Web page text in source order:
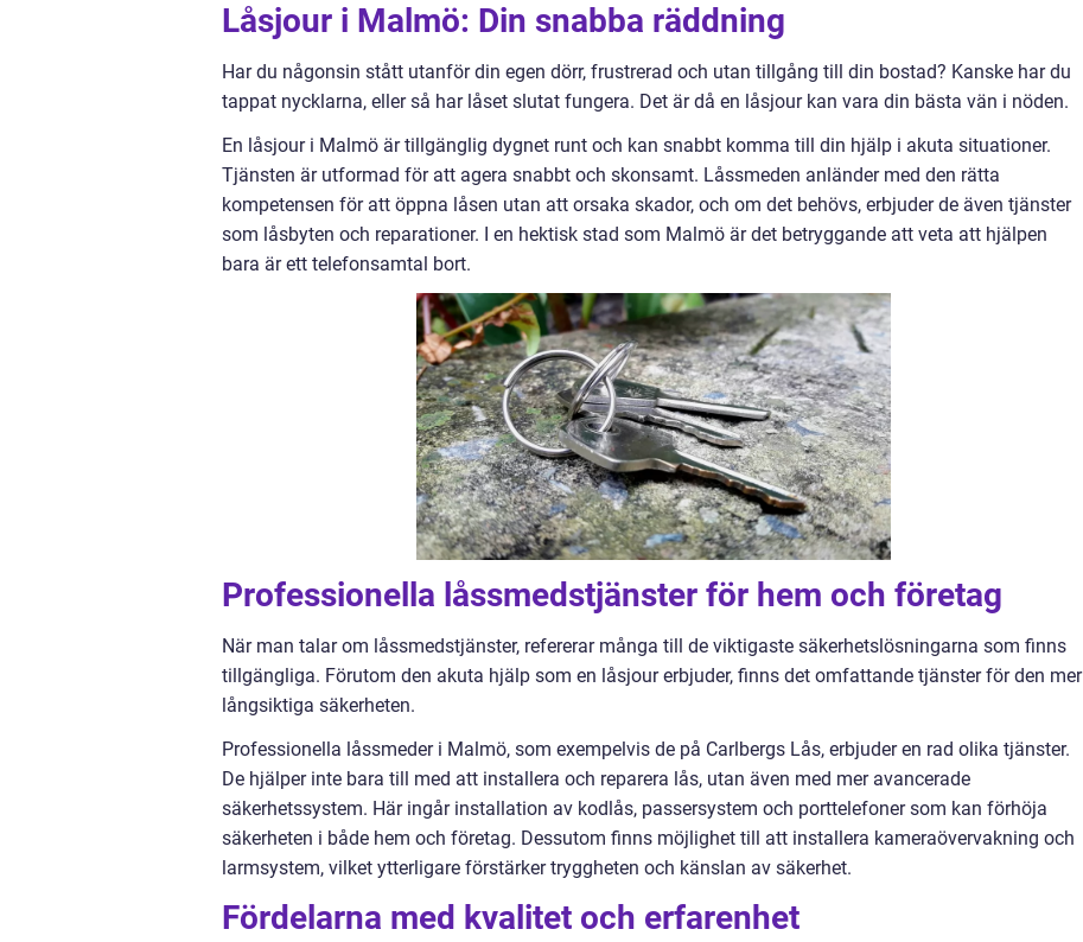
Låsjour i Malmö: Din snabba räddning
Har du någonsin stått utanför din egen dörr, frustrerad och utan tillgång till din bostad? Kanske har du
tappat nycklarna, eller så har låset slutat fungera. Det är då en låsjour kan vara din bästa vän i nöden.
En låsjour i Malmö är tillgänglig dygnet runt och kan snabbt komma till din hjälp i akuta situationer.
Tjänsten är utformad för att agera snabbt och skonsamt. Låssmeden anländer med den rätta
kompetensen för att öppna låsen utan att orsaka skador, och om det behövs, erbjuder de även tjänster
som låsbyten och reparationer. I en hektisk stad som Malmö är det betryggande att veta att hjälpen
bara är ett telefonsamtal bort.
Professionella låssmedstjänster för hem och företag
När man talar om låssmedstjänster, refererar många till de viktigaste säkerhetslösningarna som finns
tillgängliga. Förutom den akuta hjälp som en låsjour erbjuder, finns det omfattande tjänster för den mer
långsiktiga säkerheten.
Professionella låssmeder i Malmö, som exempelvis de på Carlbergs Lås, erbjuder en rad olika tjänster.
De hjälper inte bara till med att installera och reparera lås, utan även med mer avancerade
säkerhetssystem. Här ingår installation av kodlås, passersystem och porttelefoner som kan förhöja
säkerheten i både hem och företag. Dessutom finns möjlighet till att installera kameraövervakning och
larmsystem, vilket ytterligare förstärker tryggheten och känslan av säkerhet.
Fördelarna med kvalitet och erfarenhet